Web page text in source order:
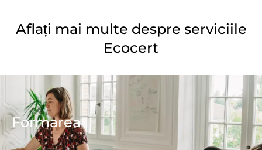
Aflați mai multe despre serviciile
Ecocert
Formarea